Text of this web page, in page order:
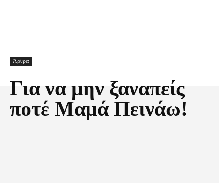
Άρθρα
Για να μην ξαναπείς
ποτέ Μαμά Πεινάω!